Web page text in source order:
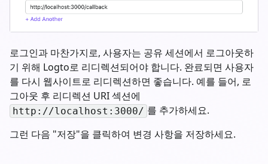
로그인과 마찬가지로, 사용자는 공유 세션에서 로그아웃하
기 위해 Logto로 리디렉션되어야 합니다. 완료되면 사용자
를 다시 웹사이트로 리디렉션하면 좋습니다. 예를 들어, 로
그아웃 후 리디렉션 URI 섹션에
http://localhost:3000/ 를 추가하세요.
그런 다음 "저장"을 클릭하여 변경 사항을 저장하세요.